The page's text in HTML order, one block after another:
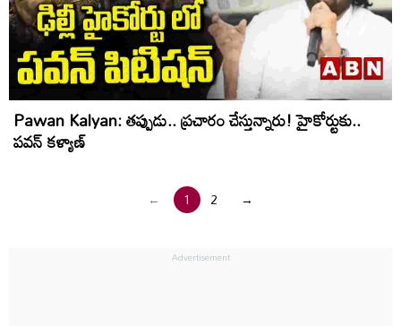
Pawan Kalyan: తప్పుడు.. ప్రచారం చేస్తున్నారు! హైకోర్టుకు..
పవన్ కళ్యాణ్
← 1 2 →